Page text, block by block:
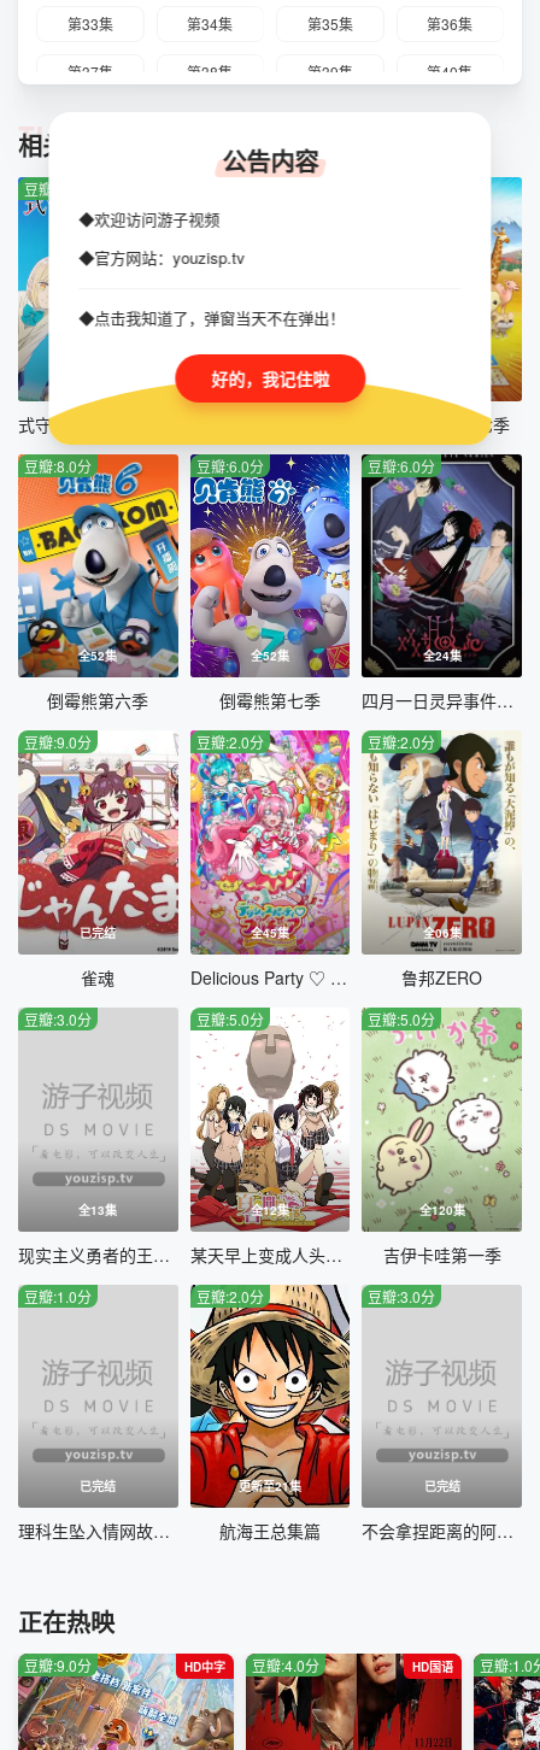
第33集 第34集 第35集 第36集
第37集 第38集 第39集 第40集
相关推荐
TUIJIAN
豆瓣:5.0分
全12集
海底小纵队第七季
全52集
豆瓣:8.0分
倒霉熊第六季
全52集
豆瓣:6.0分
倒霉熊第七季
全24集
豆瓣:6.0分
四月一日灵异事件簿第一季
已完结
豆瓣:9.0分
雀魂
全45集
豆瓣:2.0分
Delicious Party ♡ 光之美少女
全06集
豆瓣:2.0分
鲁邦ZERO
全13集
豆瓣:3.0分
现实主义勇者的王国再建记第二季
全12集
豆瓣:5.0分
某天早上变成人头麦克风的我君的人生
全120集
豆瓣:5.0分
吉伊卡哇第一季
已完结
豆瓣:1.0分
理科生坠入情网故尝试证明第二季国语
更新至21集
豆瓣:2.0分
航海王总集篇
已完结
豆瓣:3.0分
不会拿捏距离的阿波连同学国语
正在热映
HD中字
豆瓣:9.0分 HD国语
豆瓣:4.0分 豆瓣:1.0
公告内容
◆欢迎访问游子视频
◆官方网站：youzisp.tv
◆点击我知道了，弹窗当天不在弹出！
好的，我记住啦